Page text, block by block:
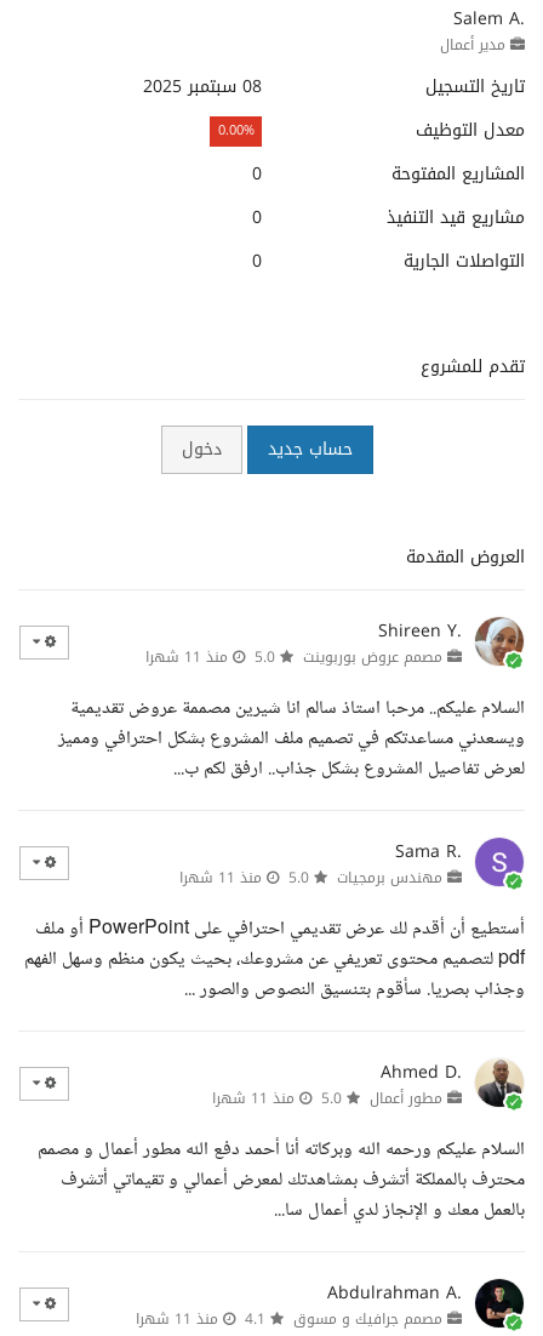
Salem A.
مدير أعمال
تاريخ التسجيل
08 سبتمبر 2025
معدل التوظيف
0.00%
المشاريع المفتوحة
0
مشاريع قيد التنفيذ
0
التواصلات الجارية
0
تقدم للمشروع
حساب جديد دخول
العروض المقدمة
Shireen Y.
مصمم عروض بوربوينت منذ 11 شهرا
السلام عليكم.. مرحبا استاذ سالم انا شيرين مصممة عروض تقديمية
ويسعدني مساعدتكم في تصميم ملف المشروع بشكل احترافي ومميز
لعرض تفاصيل المشروع بشكل جذاب.. ارفق لكم ب...
Sama R.
مهندس برمجيات منذ 11 شهرا
أستطيع أن أقدم لك عرض تقديمي احترافي على PowerPoint أو ملف
pdf لتصميم محتوى تعريفي عن مشروعك، بحيث يكون منظم وسهل الفهم
وجذاب بصريا. سأقوم بتنسيق النصوص والصور ...
Ahmed D.
مطور أعمال منذ 11 شهرا
السلام عليكم ورحمه الله وبركاته أنا أحمد دفع الله مطور أعمال و مصمم
محترف بالمملكة أتشرف بمشاهدتك لمعرض أعمالي و تقيماتي أتشرف
بالعمل معك و الإنجاز لدي أعمال سا...
Abdulrahman A.
مصمم جرافيك و مسوق منذ 11 شهرا